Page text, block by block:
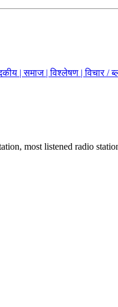
|समाज |विश्लेषण |विचार /
most listened radio